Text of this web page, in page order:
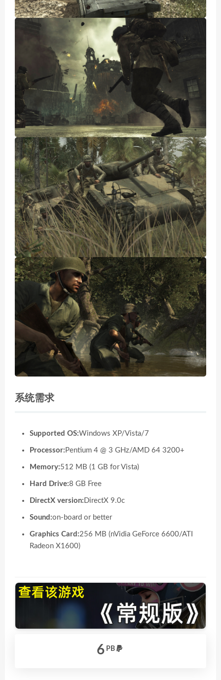
系统需求
Supported OS:Windows XP/Vista/7
Processor: Pentium 4 @ 3 GHz/AMD 64 3200+
Memory:512 MB (1 GB for Vista)
Hard Drive:8 GB Free
DirectX version: DirectX 9.0c
Sound:on-board or better
Graphics Card:256 MB (nVidia GeForce 6600/ATI
Radeon X1600)
6 PB